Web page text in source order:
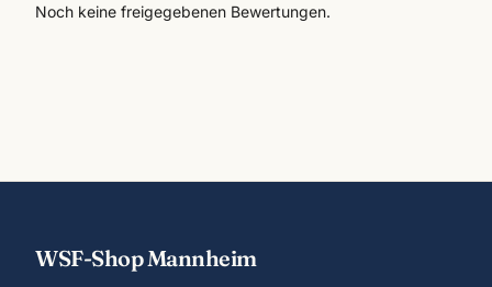
Noch keine freigegebenen Bewertungen.
WSF-Shop Mannheim